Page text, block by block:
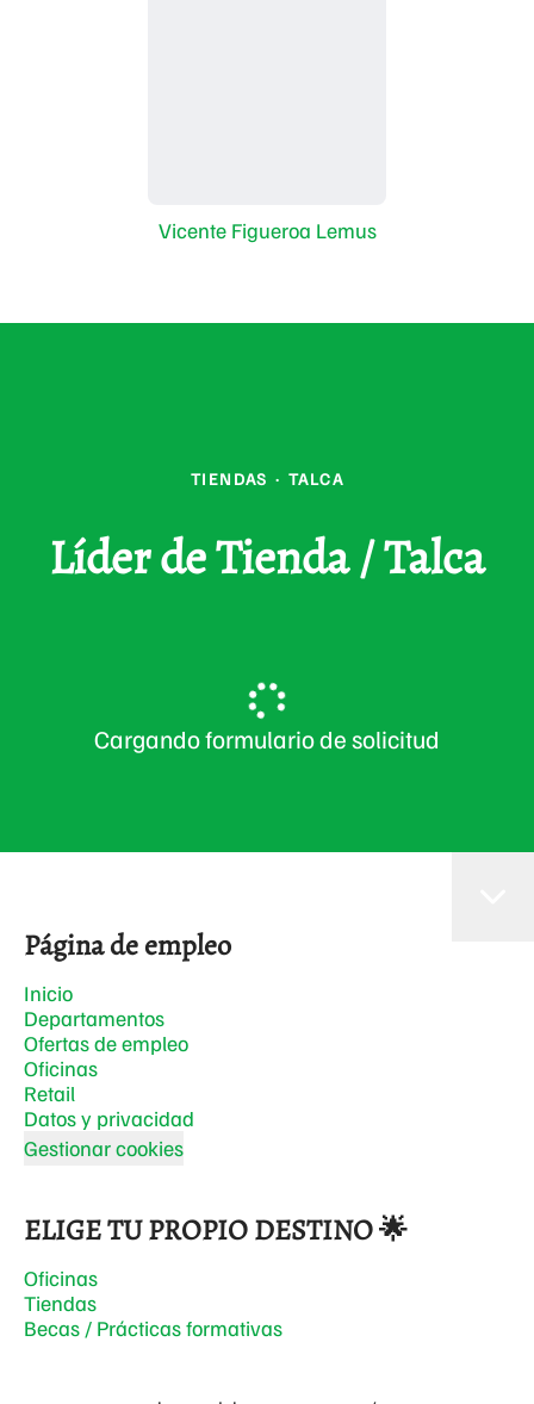
Vicente Figueroa Lemus
TIENDAS · TALCA
Líder de Tienda / Talca
Cargando formulario de solicitud
Página de empleo
Inicio
Departamentos
Ofertas de empleo
Oficinas
Retail
Datos y privacidad
Gestionar cookies
ELIGE TU PROPIO DESTINO 🌟
Oficinas
Tiendas
Becas / Prácticas formativas